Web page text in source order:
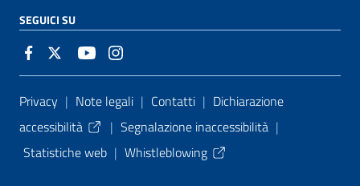
SEGUICI SU
Sezione Link Utili
Privacy | Note legali | Contatti | Dichiarazione
accessibilità
| Segnalazione inaccessibilità |
Statistiche web | Whistleblowing